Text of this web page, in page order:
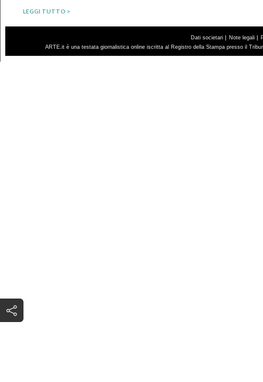
LEGGI TUTTO >
Dati societari Note legali
ARTE.it è una testata giornalistica online iscritta al Registro della Stampa presso il